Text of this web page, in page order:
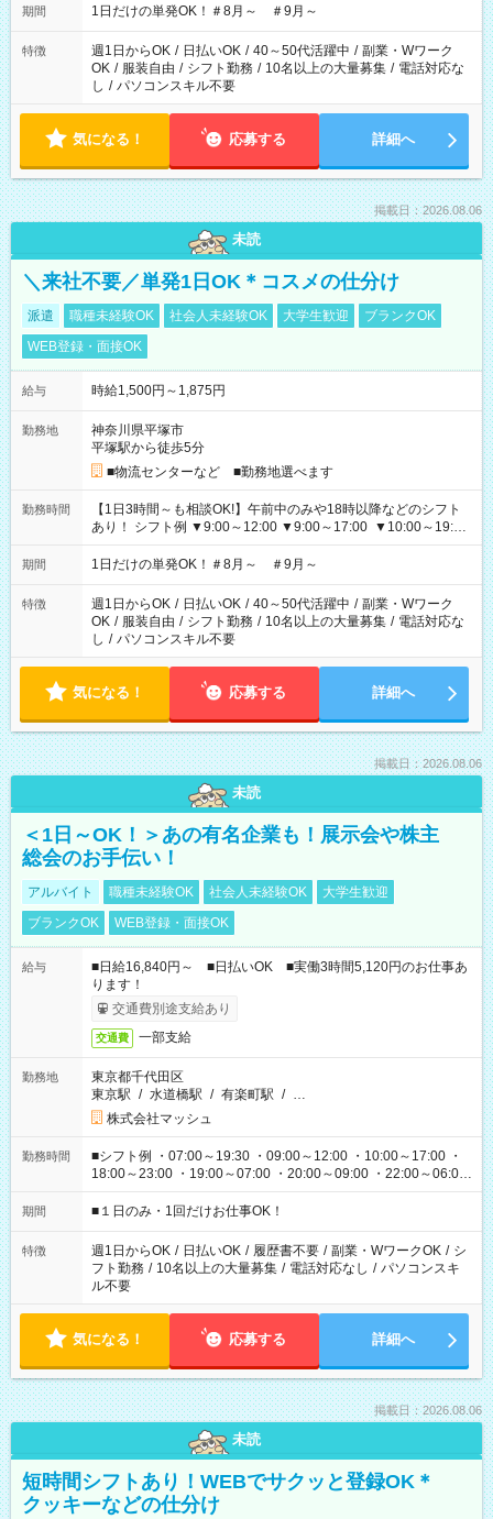
期間 1日だけの単発OK！＃8月～ ＃9月～
特徴 週1日からOK / 日払いOK / 40～50代活躍中 / 副業・Wワーク
OK / 服装自由 / シフト勤務 / 10名以上の大量募集 / 電話対応な
し / パソコンスキル不要
気になる！ 応募する 詳細へ
掲載日：2026.08.06
未読
＼来社不要／単発1日OK＊コスメの仕分け
派遣 職種未経験OK 社会人未経験OK 大学生歓迎
ブランクOK
WEB登録・面接OK
給与 時給1,500円～1,875円
勤務地
神奈川県平塚市
平塚駅から徒歩5分
■物流センターなど ■勤務地選べます
勤務時間
【1日3時間～も相談OK!】午前中のみや18時以降などのシフト
あり！ シフト例 ▼9:00～12:00 ▼9:00～17:00 ▼10:00～19:00
▼18:00～21:00
期間 1日だけの単発OK！＃8月～ ＃9月～
特徴 週1日からOK / 日払いOK / 40～50代活躍中 / 副業・Wワーク
OK / 服装自由 / シフト勤務 / 10名以上の大量募集 / 電話対応な
し / パソコンスキル不要
気になる！ 応募する 詳細へ
掲載日：2026.08.06
未読
＜1日～OK！＞あの有名企業も！展示会や株主
総会のお手伝い！
アルバイト 職種未経験OK 社会人未経験OK
大学生歓迎
ブランクOK
WEB登録・面接OK
給与
■日給16,840円～ ■日払いOK ■実働3時間5,120円のお仕事あ
ります！
交通費別途支給あり
交通費 一部支給
勤務地
東京都千代田区
東京駅 / 水道橋駅 / 有楽町駅 / …
株式会社マッシュ
勤務時間
■シフト例 ・07:00～19:30 ・09:00～12:00 ・10:00～17:00 ・
18:00～23:00 ・19:00～07:00 ・20:00～09:00 ・22:00～06:00
etc ★最短で3時間で5,120円のお仕事から 15時間で2万円近く稼
げるお仕事も！ ご希望のお時間に合わせてご紹介！ ※シフトは
ください！
期間 ■１日のみ・1回だけお仕事OK！
特徴 週1日からOK / 日払いOK / 履歴書不要 / 副業・WワークOK / シ
フト勤務 / 10名以上の大量募集 / 電話対応なし / パソコンスキ
ル不要
気になる！ 応募する 詳細へ
掲載日：2026.08.06
未読
短時間シフトあり！WEBでサクッと登録OK＊
クッキーなどの仕分け